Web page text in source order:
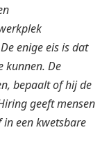
enige eis is dat
kunnen. De
bepaalt of hij de
geeft mensen
een kwetsbare